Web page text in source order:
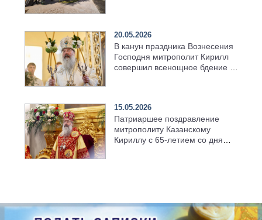
20.05.2026
В канун праздника Вознесения
Господня митрополит Кирилл
совершил всенощное бдение в
15.05.2026
Патриаршее поздравление
митрополиту Казанскому
Кириллу с 65-летием со дня